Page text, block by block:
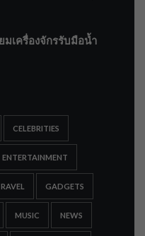
มเครื่องจักรรับมือน้ำ
CELEBRITIES
ENTERTAINMENT
GADGETS
MUSIC NEWS